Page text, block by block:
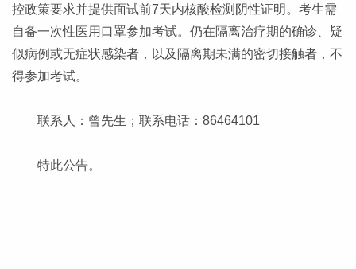
控政策要求并提供面试前7天内核酸检测阴性证明。考生需
自备一次性医用口罩参加考试。仍在隔离治疗期的确诊、疑
似病例或无症状感染者，以及隔离期未满的密切接触者，不
得参加考试。
联系人：曾先生；联系电话：86464101
特此公告。